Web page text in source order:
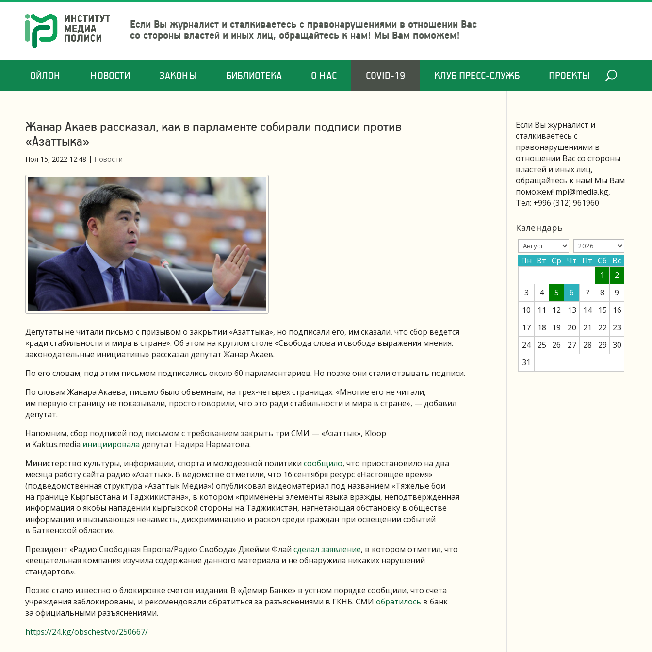
Если Вы журналист и сталкиваетесь с правонарушениями в отношении Вас
со стороны властей и иных лиц, обращайтесь к нам! Мы Вам поможем!
ОЙЛОН НОВОСТИ ЗАКОНЫ БИБЛИОТЕКА О НАС COVID-19 КЛУБ ПРЕСС-СЛУЖБ ПРОЕКТЫ
Жанар Акаев рассказал, как в парламенте собирали подписи против
«Азаттыка»
Ноя 15, 2022 12:48 | Новости
Депутаты не читали письмо с призывом о закрытии «Азаттыка», но подписали его, им сказали, что сбор ведется
«ради стабильности и мира в стране». Об этом на круглом столе «Свобода слова и свобода выражения мнения:
законодательные инициативы» рассказал депутат Жанар Акаев.
По его словам, под этим письмом подписались около 60 парламентариев. Но позже они стали отзывать подписи.
По словам Жанара Акаева, письмо было объемным, на трех-четырех страницах. «Многие его не читали,
им первую страницу не показывали, просто говорили, что это ради стабильности и мира в стране», — добавил
депутат.
Напомним, сбор подписей под письмом с требованием закрыть три СМИ — «Азаттык», Kloop
и Kaktus.media инициировала депутат Надира Нарматова.
Министерство культуры, информации, спорта и молодежной политики сообщило, что приостановило на два
месяца работу сайта радио «Азаттык». В ведомстве отметили, что 16 сентября ресурс «Настоящее время»
(подведомственная структура «Азаттык Медиа») опубликовал видеоматериал под названием «Тяжелые бои
на границе Кыргызстана и Таджикистана», в котором «применены элементы языка вражды, неподтвержденная
информация о якобы нападении кыргызской стороны на Таджикистан, нагнетающая обстановку в обществе
информация и вызывающая ненависть, дискриминацию и раскол среди граждан при освещении событий
в Баткенской области».
Президент «Радио Свободная Европа/Радио Свобода» Джейми Флай сделал заявление, в котором отметил, что
«вещательная компания изучила содержание данного материала и не обнаружила никаких нарушений
стандартов».
Позже стало известно о блокировке счетов издания. В «Демир Банке» в устном порядке сообщили, что счета
учреждения заблокированы, и рекомендовали обратиться за разъяснениями в ГКНБ. СМИ обратилось в банк
за официальными разъяснениями.
https://24.kg/obschestvo/250667/
Если Вы журналист и
сталкиваетесь с
правонарушениями в
отношении Вас со стороны
властей и иных лиц,
обращайтесь к нам! Мы Вам
поможем! mpi@media.kg,
Тел: +996 (312) 961960
Календарь
Пн Вт Ср Чт Пт Сб Вс
1
2
3
4 5 6 7 8
9
10
11 12 13 14 15
16
17
18 19 20 21 22
23
24
25 26 27 28 29 30
31